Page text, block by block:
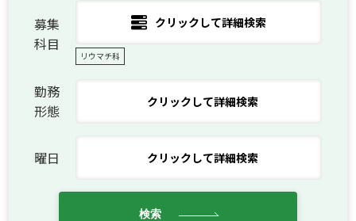
募集
科目
クリックして詳細検索
リウマチ科
勤務
形態
クリックして詳細検索
曜日 クリックして詳細検索
検索